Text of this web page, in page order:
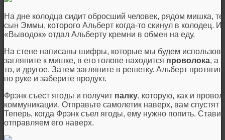
На дне колодца сидит обросший человек, рядом мишка,
сын Эммы, которого Альберт когда-то скинул в колодец.
«Выводок» отдал Альберту кремни в обмен на еду.
На стене написаны шифры, которые мы будем
загляните к мишке, в его голове находится проволока, а
то, и другое. Затем загляните в решетку. Альберт
по руке и заберите продукт.
Фрэнк съест ягоды и получит палку, которую, как и
коммуникации. Отправьте самолетик наверх, вам спустят
Теперь, когда Фрэнк съел ягоды, ему нужно попить.
отправляем его наверх.